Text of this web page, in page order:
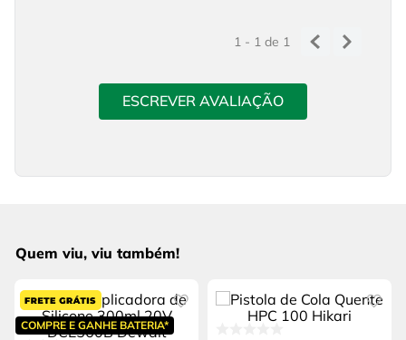
1 - 1de 1
ESCREVER AVALIAÇÃO
Quem viu, viu também!
COMPRE E GANHE BATERIA*